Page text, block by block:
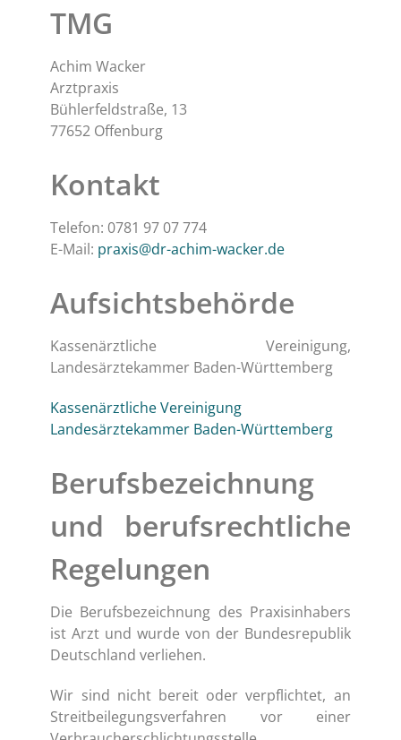
TMG
Achim Wacker
Arztpraxis
Bühlerfeldstraße, 13
77652 Offenburg
Kontakt
Telefon: 0781 97 07 774
E-Mail: praxis@dr-achim-wacker.de
Aufsichtsbehörde
Kassenärztliche Vereinigung,
Landesärztekammer Baden-Württemberg
Kassenärztliche Vereinigung
Landesärztekammer Baden-Württemberg
Berufsbezeichnung
und berufsrechtliche
Regelungen
Die Berufsbezeichnung des Praxisinhabers
ist Arzt und wurde von der Bundesrepublik
Deutschland verliehen.
Wir sind nicht bereit oder verpflichtet, an
Streitbeilegungsverfahren vor einer